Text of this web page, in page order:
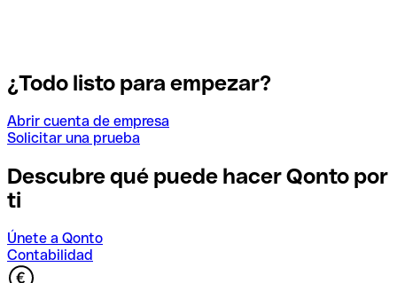
¿Todo listo para empezar?
Abrir cuenta de empresa
Solicitar una prueba
Descubre qué puede hacer Qonto por
ti
Únete a Qonto
Contabilidad